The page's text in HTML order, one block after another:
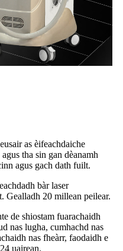
as èifeachdaiche
tha sin gan dèanamh
agus gach dath fuilt.
bàr laser
Gealladh 20 millean peilear.
de shiostam fuarachaidh
nas lugha, cumhachd nas
nas fheàrr, faodaidh e
uairean.